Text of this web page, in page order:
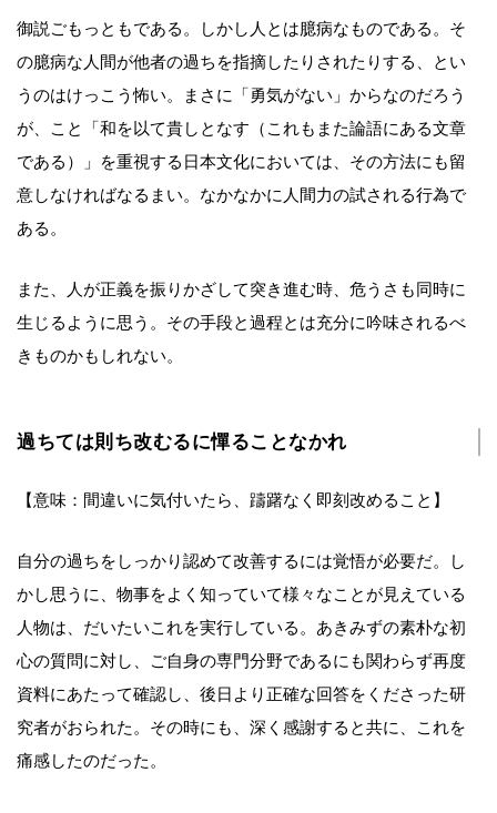
御説ごもっともである。しかし人とは臆病なものである。そ
の臆病な人間が他者の過ちを指摘したりされたりする、とい
うのはけっこう怖い。まさに「勇気がない」からなのだろう
が、こと「和を以て貴しとなす（これもまた論語にある文章
である）」を重視する日本文化においては、その方法にも留
意しなければなるまい。なかなかに人間力の試される行為で
ある。
また、人が正義を振りかざして突き進む時、危うさも同時に
生じるように思う。その手段と過程とは充分に吟味されるべ
きものかもしれない。
過ちては則ち改むるに憚ることなかれ
【意味：間違いに気付いたら、躊躇なく即刻改めること】
自分の過ちをしっかり認めて改善するには覚悟が必要だ。し
かし思うに、物事をよく知っていて様々なことが見えている
人物は、だいたいこれを実行している。あきみずの素朴な初
心の質問に対し、ご自身の専門分野であるにも関わらず再度
資料にあたって確認し、後日より正確な回答をくださった研
究者がおられた。その時にも、深く感謝すると共に、これを
痛感したのだった。